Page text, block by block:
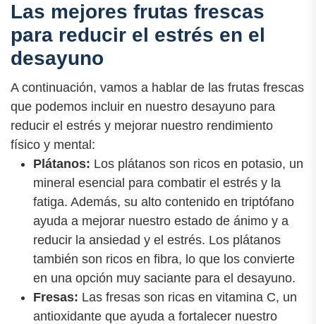
Las mejores frutas frescas
para reducir el estrés en el
desayuno
A continuación, vamos a hablar de las frutas frescas
que podemos incluir en nuestro desayuno para
reducir el estrés y mejorar nuestro rendimiento
físico y mental:
Plátanos: Los plátanos son ricos en potasio, un
mineral esencial para combatir el estrés y la
fatiga. Además, su alto contenido en triptófano
ayuda a mejorar nuestro estado de ánimo y a
reducir la ansiedad y el estrés. Los plátanos
también son ricos en fibra, lo que los convierte
en una opción muy saciante para el desayuno.
Fresas: Las fresas son ricas en vitamina C, un
antioxidante que ayuda a fortalecer nuestro